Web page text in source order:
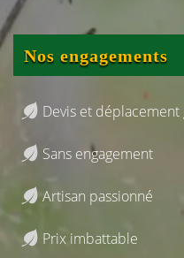
Nos engagements
Devis et déplacement
Sans engagement
Artisan passionné
Prix imbattable